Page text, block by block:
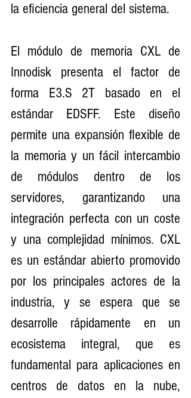
la eficiencia general del sistema.
El módulo de memoria CXL de
Innodisk presenta el factor de
forma E3.S 2T basado en el
estándar EDSFF. Este diseño
permite una expansión flexible de
la memoria y un fácil intercambio
de módulos dentro de los
servidores, garantizando una
integración perfecta con un coste
y una complejidad mínimos. CXL
es un estándar abierto promovido
por los principales actores de la
industria, y se espera que se
desarrolle rápidamente en un
ecosistema integral, que es
fundamental para aplicaciones en
centros de datos en la nube,